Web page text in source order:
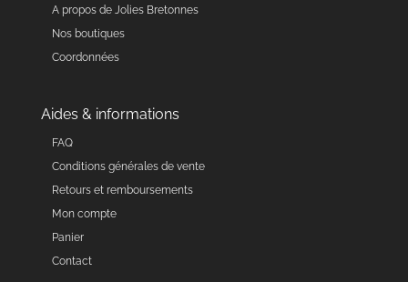
A propos de Jolies Bretonnes
Nos boutiques
Coordonnées
Aides & informations
FAQ
Conditions générales de vente
Retours et remboursements
Mon compte
Panier
Contact